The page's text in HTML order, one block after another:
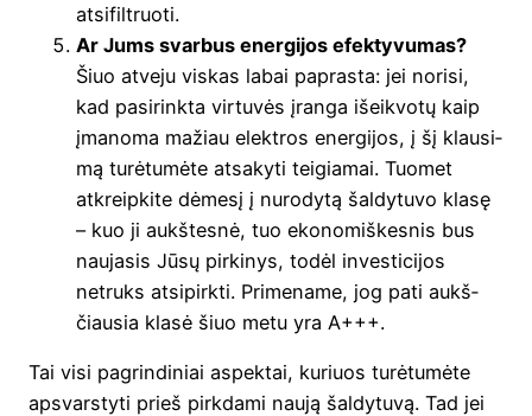
atsifiltruoti.
Ar Jums svar­bus ener­gi­jos efek­ty­vu­mas?
Šiuo atve­ju vis­kas labai papras­ta: jei nori­si,
kad pasi­rink­ta vir­tu­vės įran­ga išeik­vo­tų kaip
įma­no­ma mažiau elekt­ros ener­gi­jos, į šį klau­si­
mą turė­tu­mė­te atsa­ky­ti tei­gia­mai. Tuo­met
atkreip­ki­te dėme­sį į nuro­dy­tą šal­dy­tu­vo kla­sę
– kuo ji aukš­tes­nė, tuo eko­no­miš­kes­nis bus
nau­ja­sis Jūsų pir­ki­nys, todėl inves­ti­ci­jos
netruks atsi­pirk­ti. Pri­me­na­me, jog pati aukš­
čiau­sia kla­sė šiuo metu yra A+++.
Tai visi pag­rin­di­niai aspek­tai, kuriuos turė­tu­mė­te
apsvars­ty­ti prieš pirk­da­mi nau­ją šal­dy­tu­vą. Tad jei